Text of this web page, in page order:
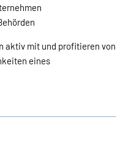
aktiv mit und profitieren von
eines